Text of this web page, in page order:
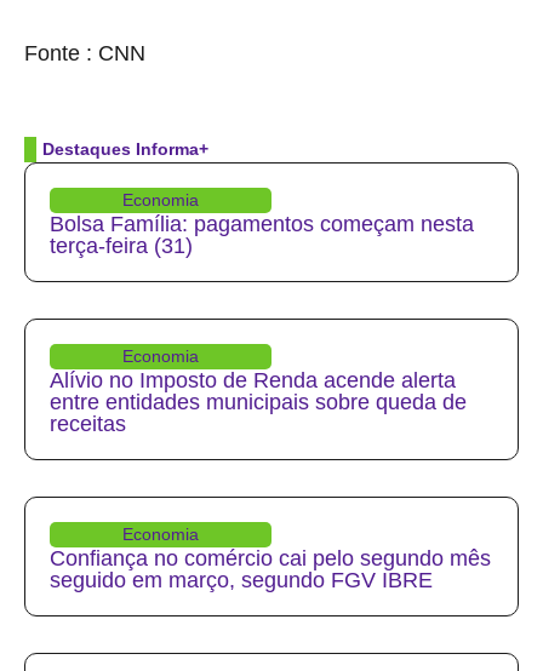
Fonte : CNN
Destaques Informa+
Economia
Bolsa Família: pagamentos começam nesta
terça-feira (31)
Economia
Alívio no Imposto de Renda acende alerta
entre entidades municipais sobre queda de
receitas
Economia
Confiança no comércio cai pelo segundo mês
seguido em março, segundo FGV IBRE